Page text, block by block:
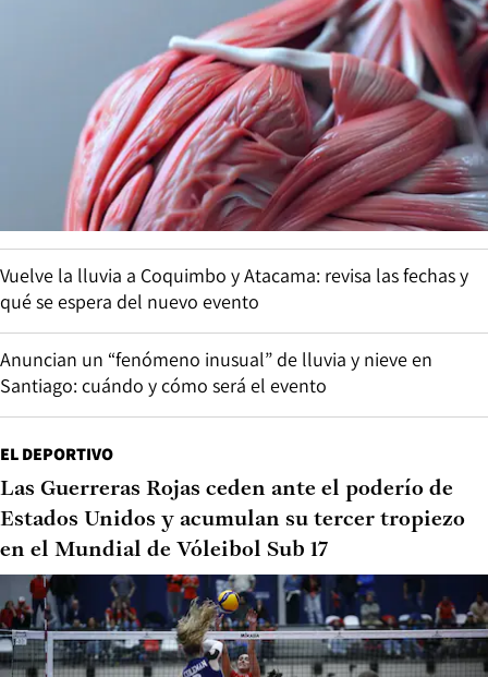
Vuelve la lluvia a Coquimbo y Atacama: revisa las fechas y
qué se espera del nuevo evento
Anuncian un “fenómeno inusual” de lluvia y nieve en
Santiago: cuándo y cómo será el evento
EL DEPORTIVO
Las Guerreras Rojas ceden ante el poderío de
Estados Unidos y acumulan su tercer tropiezo
en el Mundial de Vóleibol Sub 17